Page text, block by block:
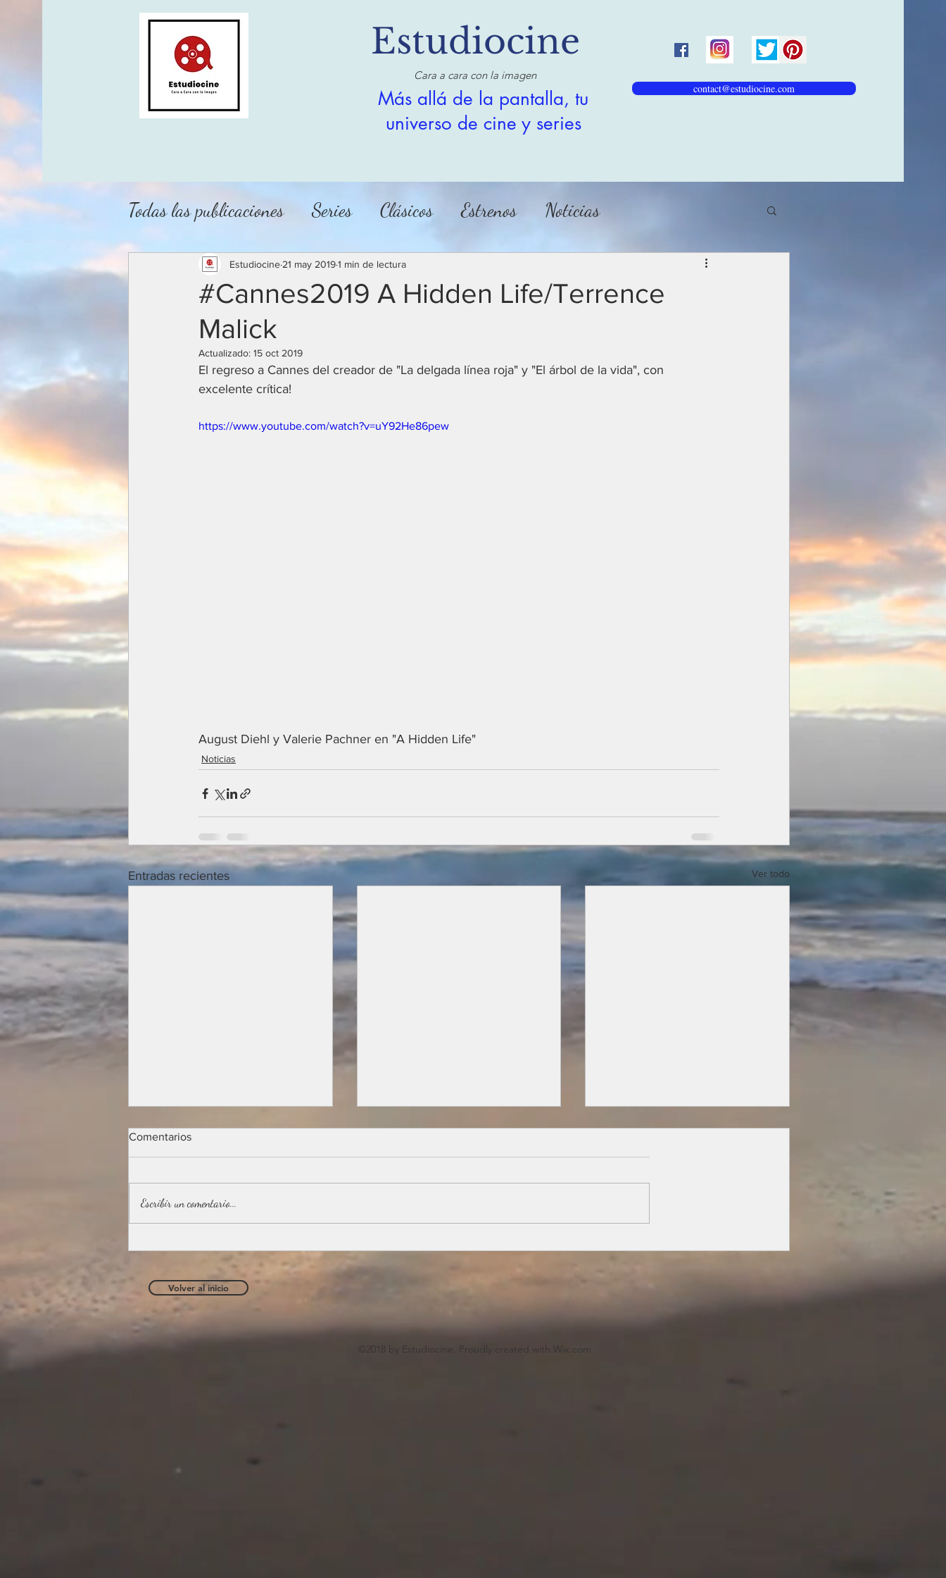
Estudiocine
Cara a cara con la imagen
Más allá de la pantalla, tu
universo de cine y series
contact@estudiocine.com
Todas las publicaciones Series Clásicos Estrenos Noticias
#Cannes2019 A Hidden Life/Terrence
Malick
Estudiocine 21 may 20191 min de lectura
Actualizado: 15 oct 2019
El regreso a Cannes del creador de "La delgada línea roja" y "El árbol de la vida", con
excelente crítica!
https://www.youtube.com/watch?v=uY92He86pew
August Diehl y Valerie Pachner en "A Hidden Life"
Noticias
Entradas recientes Ver todo
POR SIEMPRE CANNES POR SIEMPRE, CANNES
Comentarios
Escribir un comentario...
Volver al inicio
©2018 by Estudiocine. Proudly created with Wix.com